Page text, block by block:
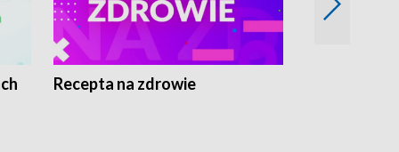
Recepta na zdrowie